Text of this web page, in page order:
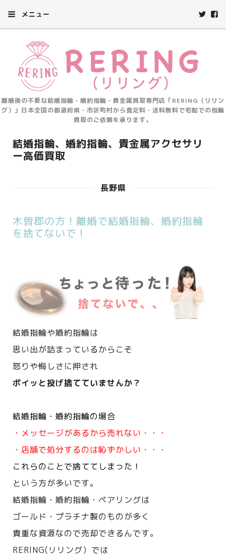
メニュー
離婚後の不要な結婚指輪・婚約指輪・貴金属買取専門店「RERING（リリン
グ）」日本全国の都道府県・市区町村から査定料・送料無料で宅配での指輪
買取のご依頼を承ります。
結婚指輪、婚約指輪、貴金属アクセサリ
ー高価買取
長野県
木曽郡の方！離婚で結婚指輪、婚約指輪
を捨てないで！
結婚指輪や婚約指輪は
思い出が詰まっているからこそ
怒りや悔しさに押され
ポイッと投げ捨てていませんか？
結婚指輪・婚約指輪の場合
・メッセージがあるから売れない・・・
・店舗で処分するのは恥ずかしい・・・
これらのことで捨ててしまった！
という方が多いです。
結婚指輪・婚約指輪・ペアリングは
ゴールド・プラチナ製のものが多く
貴重な資源なので売却できるんです。
RERING(リリング）では